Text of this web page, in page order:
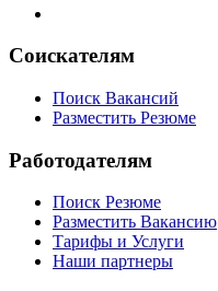
Соискателям
Поиск Вакансий
Разместить Резюме
Работодателям
Поиск Резюме
Разместить Вакансию
Тарифы и Услуги
Наши партнеры